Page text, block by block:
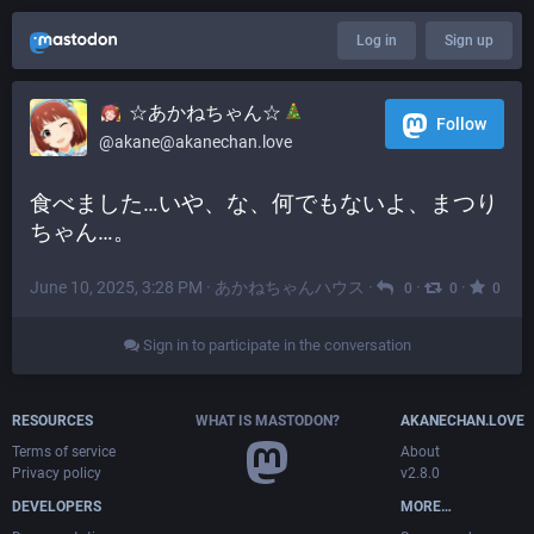
Log in Sign up
☆あかねちゃん☆
@akane@akanechan.love
Follow
食べました…いや、な、何でもないよ、まつり
ちゃん…。
June 10, 2025, 3:28 PM · あかねちゃんハウス · 0 · 0 · 0
Sign in to participate in the conversation
RESOURCES
Terms of service
Privacy policy
DEVELOPERS
WHAT IS MASTODON?
AKANECHAN.LOVE
About
v2.8.0
MORE…